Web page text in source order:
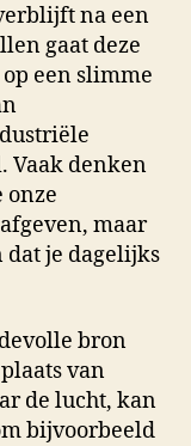
na een
gaat deze
een slimme
Vaak denken
onze
maar
dat je dagelijks
bron
van
de lucht, kan
bijvoorbeeld